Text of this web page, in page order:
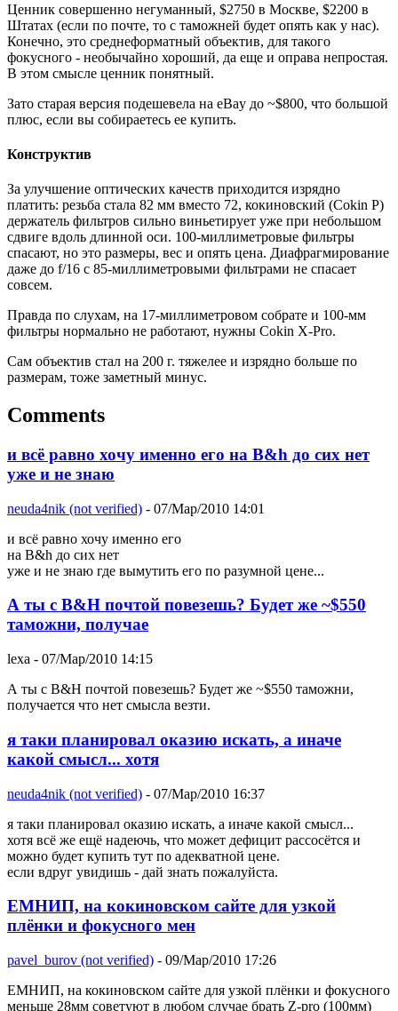
Ценник совершенно негуманный, $2750 в Москве, $2200 в
Штатах (если по почте, то с таможней будет опять как у нас).
Конечно, это среднеформатный объектив, для такого
фокусного - необычайно хороший, да еще и оправа непростая.
В этом смысле ценник понятный.
Зато старая версия подешевела на eBay до ~$800, что большой
плюс, если вы собираетесь ее купить.
Конструктив
За улучшение оптических качеств приходится изрядно
платить: резьба стала 82 мм вместо 72, кокиновский (Cokin P)
держатель фильтров сильно виньетирует уже при небольшом
сдвиге вдоль длинной оси. 100-миллиметровые фильтры
спасают, но это размеры, вес и опять цена. Диафрагмирование
даже до f/16 c 85-миллиметровыми фильтрами не спасает
совсем.
Правда по слухам, на 17-миллиметровом собрате и 100-мм
фильтры нормально не работают, нужны Cokin X-Pro.
Сам объектив стал на 200 г. тяжелее и изрядно больше по
размерам, тоже заметный минус.
Comments
и всё равно хочу именно его на B&h до сих нет
уже и не знаю
neuda4nik (not verified) - 07/Мар/2010 14:01
и всё равно хочу именно его
на B&h до сих нет
уже и не знаю где вымутить его по разумной цене...
А ты с B&H почтой повезешь? Будет же ~$550
таможни, получае
lexa - 07/Мар/2010 14:15
А ты с B&H почтой повезешь? Будет же ~$550 таможни,
получается что нет смысла везти.
я таки планировал оказию искать, а иначе
какой смысл... хотя
neuda4nik (not verified) - 07/Мар/2010 16:37
я таки планировал оказию искать, а иначе какой смысл...
хотя всё же ещё надеючь, что может дефицит рассосётся и
можно будет купить тут по адекватной цене.
если вдруг увидишь - дай знать пожалуйста.
ЕМНИП, на кокиновском сайте для узкой
плёнки и фокусного мен
pavel_burov (not verified) - 09/Мар/2010 17:26
ЕМНИП, на кокиновском сайте для узкой плёнки и фокусного
меньше 28мм советуют в любом случае брать Z-pro (100мм)